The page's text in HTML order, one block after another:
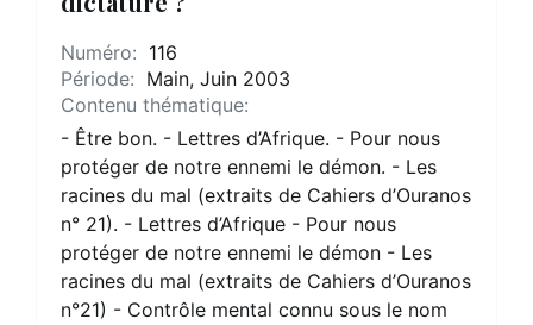
Numéro: 116
Période: Main, Juin 2003
Contenu thématique:
- Être bon. - Lettres d’Afrique. - Pour nous
protéger de notre ennemi le démon. - Les
racines du mal (extraits de Cahiers d’Ouranos
n° 21). - Lettres d’Afrique - Pour nous
protéger de notre ennemi le démon - Les
racines du mal (extraits de Cahiers d’Ouranos
n°21) - Contrôle mental connu sous le nom